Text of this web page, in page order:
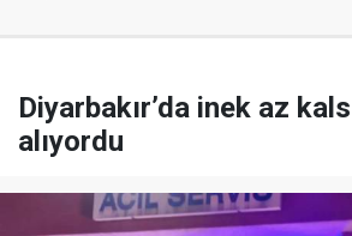
Diyarbakır’da inek az
alıyordu